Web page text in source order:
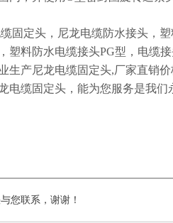
固定头，尼龙电缆防水接头，
塑料防水电缆接头PG型，电缆
生产尼龙电缆固定头,厂家直销
电缆固定头，能为您服务是我们
您联系，谢谢！